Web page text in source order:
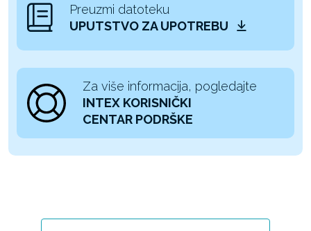
Preuzmi datoteku
UPUTSTVO ZA UPOTREBU
Za više informacija, pogledajte
INTEX KORISNIČKI
CENTAR PODRŠKE